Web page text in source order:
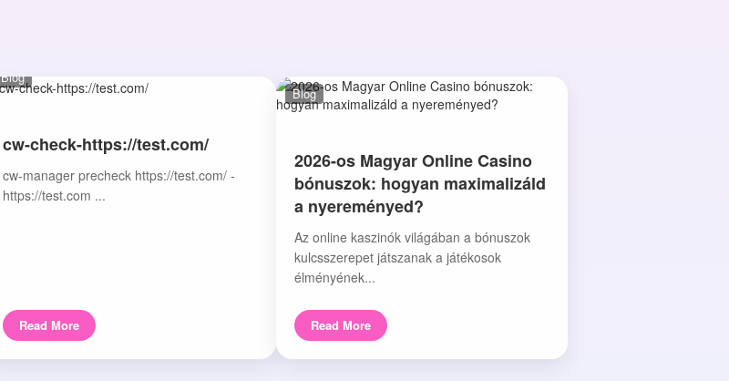
Blog
cw-check-https://test.com/
cw-manager precheck https://test.com/ -
https://test.com ...
Read More
Blog
2026-os Magyar Online Casino
bónuszok: hogyan maximalizáld
a nyereményed?
Az online kaszinók világában a bónuszok
kulcsszerepet játszanak a játékosok
élményének...
Read More